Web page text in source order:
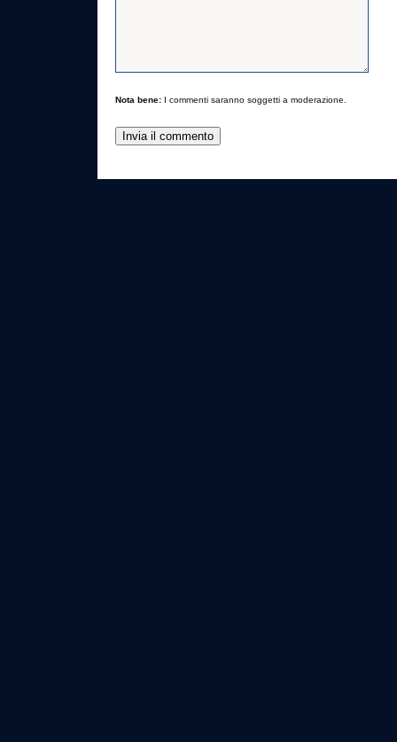
Nota bene: I commenti saranno soggetti a moderazione.